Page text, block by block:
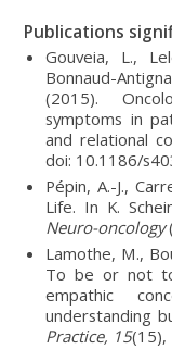
Publications
Gouveia, L.,
Bonnaud-
(2015).
symptoms in
and relational
doi: 10.1186/
Pépin, A.-J.,
Life. In K.
Neuro-oncology
Lamothe, M.,
To be or not
empathic
understanding
Practice, 15(15),